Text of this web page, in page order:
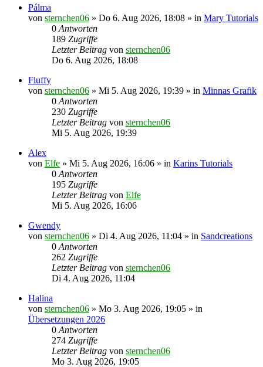
Pálma
von sternchen06 » Do 6. Aug 2026, 18:08 » in Mary Tutorials
0 Antworten
189 Zugriffe
Letzter Beitrag von sternchen06
Do 6. Aug 2026, 18:08
Fluffy
von sternchen06 » Mi 5. Aug 2026, 19:39 » in Minnas Grafik
0 Antworten
230 Zugriffe
Letzter Beitrag von sternchen06
Mi 5. Aug 2026, 19:39
Alex
von Elfe » Mi 5. Aug 2026, 16:06 » in Karins Tutorials
0 Antworten
195 Zugriffe
Letzter Beitrag von Elfe
Mi 5. Aug 2026, 16:06
Gwendy
von sternchen06 » Di 4. Aug 2026, 11:04 » in Sandcreations
0 Antworten
262 Zugriffe
Letzter Beitrag von sternchen06
Di 4. Aug 2026, 11:04
Halina
von sternchen06 » Mo 3. Aug 2026, 19:05 » in
Übersetzungen 2026
0 Antworten
274 Zugriffe
Letzter Beitrag von sternchen06
Mo 3. Aug 2026, 19:05